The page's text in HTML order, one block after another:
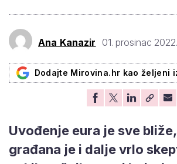
Ana Kanazir 01. prosinac 2022.
Dodajte Mirovina.hr kao željeni
Uvođenje eura je sve
građana je i dalje vrlo